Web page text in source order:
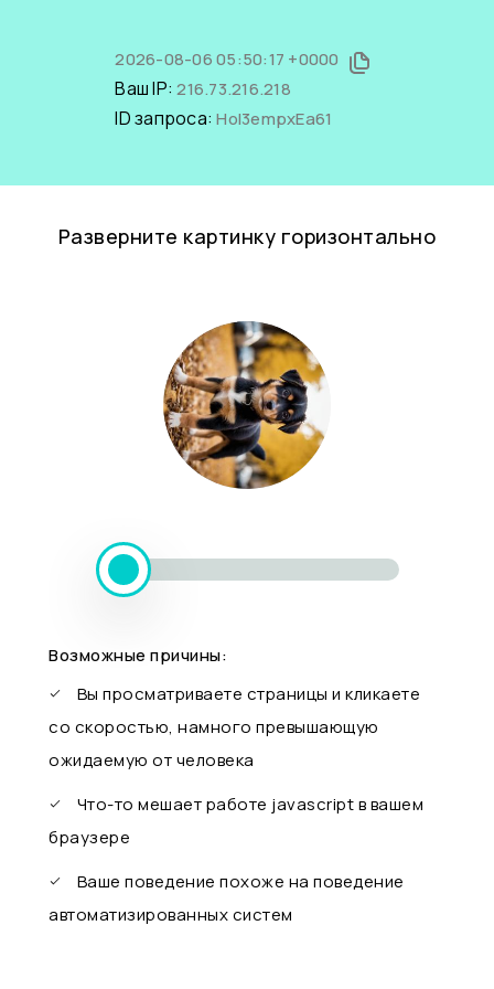
2026-08-06 05:50:17 +0000
Ваш IP:216.73.216.218
ID запроса:HoI3empxEa61
Разверните картинку горизонтально
Возможные причины:
Вы просматриваете страницы и кликаете
со скоростью, намного превышающую
ожидаемую от человека
Что-то мешает работе javascript в вашем
браузере
Ваше поведение похоже на поведение
автоматизированных систем